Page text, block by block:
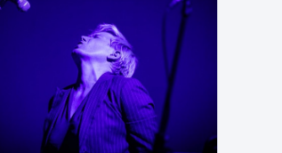
Izapideen katalogoa
Tramitaziorako laguntza